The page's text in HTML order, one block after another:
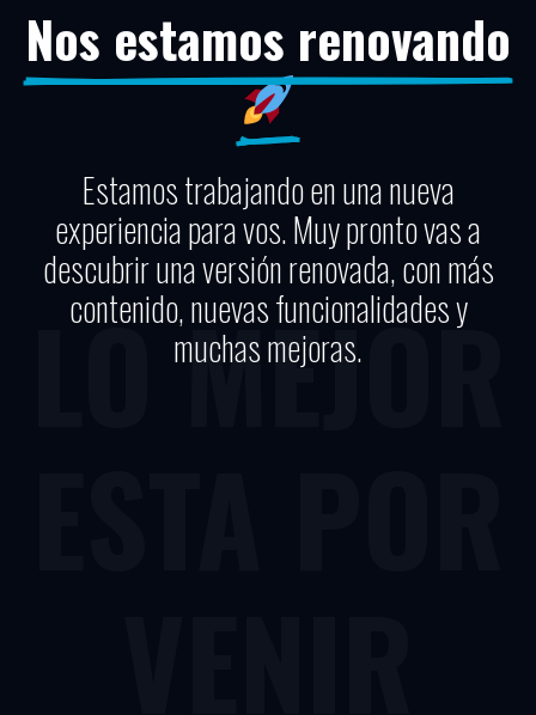
Nos estamos renovando
Estamos trabajando en una nueva
experiencia para vos. Muy pronto vas a
descubrir una versión renovada, con más
contenido, nuevas funcionalidades y
muchas mejoras.
LO MEJOR